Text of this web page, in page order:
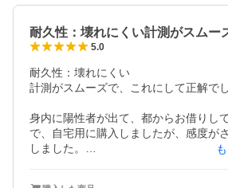
耐久性：壊れにくい計測がスムー
5.0
耐久性：壊れにくい
計測がスムーズで、これにして正解で
身内に陽性者が出て、都からお借りし
で、自宅用に購入しましたが、感度が
しました。